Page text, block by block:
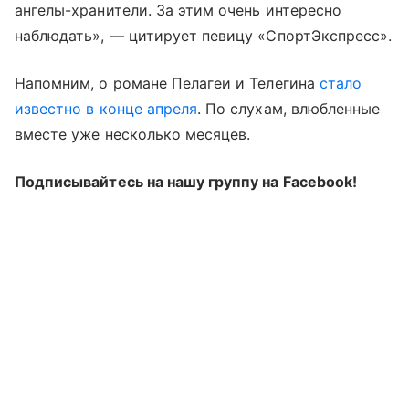
ангелы-хранители. За этим очень интересно
наблюдать», — цитирует певицу «СпортЭкспресс».
Напомним, о романе Пелагеи и Телегина стало
известно в конце апреля. По слухам, влюбленные
вместе уже несколько месяцев.
Подписывайтесь на нашу группу на Facebook!